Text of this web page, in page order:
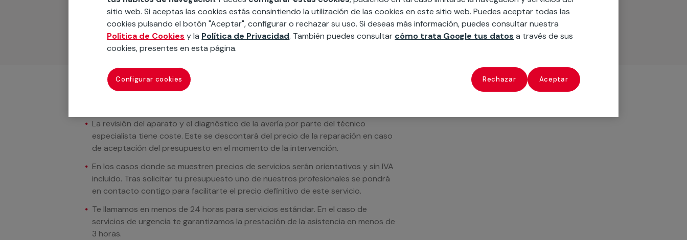
materiales, equipamientos, electrodomésticos, etc. Cuéntanos que necesitas
cuando te llamemos.
La revisión del aparato y el diagnóstico de la avería por parte del técnico
especialista tiene coste. Este se descontará del precio de la reparación en caso
de aceptación del presupuesto en el momento de la intervención.
En los casos donde se muestren precios de servicios serán orientativos y sin IVA
incluido. Tras solicitar tu presupuesto uno de nuestros profesionales se pondrá
en contacto contigo para facilitarte el precio definitivo de este servicio.
Te llamamos en menos de 24 horas para servicios estándar. En el caso de
servicios de urgencia te garantizamos la prestación de la asistencia en menos de
3 horas.
sitio web. Si aceptas las cookies estás consintiendo la utilización de las cookies en este sitio web. Puedes aceptar todas las
cookies pulsando el botón "Aceptar", configurar o rechazar su uso. Si deseas más información, puedes consultar nuestra
Política de Cookies y la Política de Privacidad. También puedes consultar cómo trata Google tus datos a través de sus
cookies, presentes en esta página.
Configurar cookies Rechazar Aceptar